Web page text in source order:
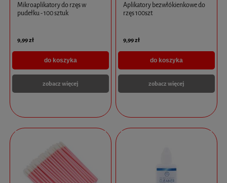
Mikroaplikatory do rzęs w
pudełku - 100 sztuk
9,99 zł
do koszyka
zobacz więcej
Aplikatory bezwłókienkowe do
rzęs 100szt
9,99 zł
do koszyka
zobacz więcej